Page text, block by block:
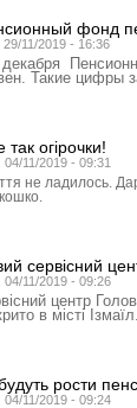
фонд
29/11/2019 - 16:36
Такие цифры
так огірочки!
04/11/2019 - 09:31
не ладилось.
сервісний
04/11/2019 - 09:26
центр
в місті Ізмаїл.
рости
04/11/2019 - 09:24